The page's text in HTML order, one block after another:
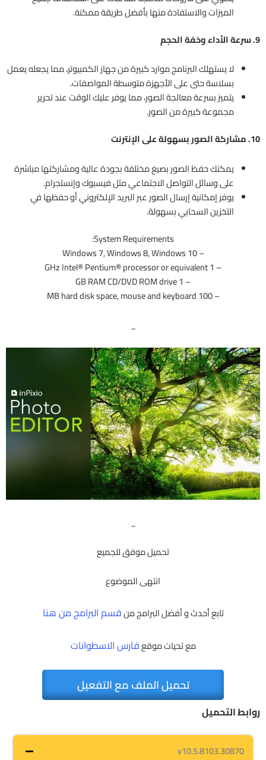
الميزات والاستفادة منها بأفضل طريقة ممكنة.
9. سرعة الأداء وخفة الحجم
لا يستهلك البرنامج موارد كبيرة من جهاز الكمبيوتر، مما يجعله يعمل
بسلاسة حتى على الأجهزة متوسطة المواصفات.
يتميز بسرعة معالجة الصور، مما يوفر عليك الوقت عند تحرير
مجموعة كبيرة من الصور.
10. مشاركة الصور بسهولة على الإنترنت
يمكنك حفظ الصور بصيغ مختلفة بجودة عالية ومشاركتها مباشرة
على وسائل التواصل الاجتماعي مثل فيسبوك وإنستجرام.
يوفر إمكانية إرسال الصور عبر البريد الإلكتروني أو حفظها في
التخزين السحابي بسهولة.
System Requirements:
– Windows 7, Windows 8, Windows 10
– 1 GHz Intel® Pentium® processor or equivalent
– 1 GB RAM CD/DVD ROM drive
– 100 MB hard disk space, mouse and keyboard
_
_
تحميل موفق للجميع
انتهى الموضوع
تابع أحدث و أفضل البرامج منقسم البرامج من هنا
مع تحيات موقعفارس الاسطوانات
تحميل الملف مع التفعيل
روابط التحميل
v10.5.8103.30870